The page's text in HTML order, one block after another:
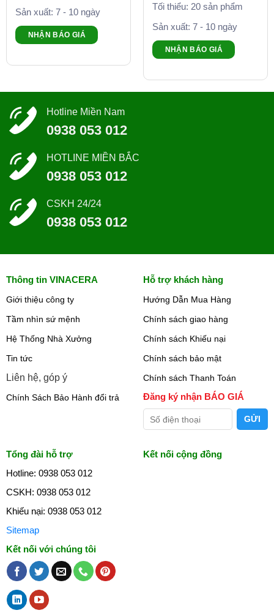
Sản xuất: 7 - 10 ngày
NHẬN BÁO GIÁ
Tối thiểu: 20 sản phẩm
Sản xuất: 7 - 10 ngày
NHẬN BÁO GIÁ
Hotline Miền Nam
0938 053 012
HOTLINE MIỀN BẮC
0938 053 012
CSKH 24/24
0938 053 012
Thông tin VINACERA
Giới thiệu công ty
Tầm nhìn sứ mệnh
Hệ Thống Nhà Xưởng
Tin tức
Liên hệ, góp ý
Chính Sách Bảo Hành đổi trả
Hỗ trợ khách hàng
Hướng Dẫn Mua Hàng
Chính sách giao hàng
Chính sách Khiếu nại
Chính sách bảo mật
Chính sách Thanh Toán
Đăng ký nhận BÁO GIÁ
Tổng đài hỗ trợ
Hotline: 0938 053 012
CSKH: 0938 053 012
Khiếu nại: 0938 053 012
Sitemap
Kết nối với chúng tôi
Kết nối cộng đồng